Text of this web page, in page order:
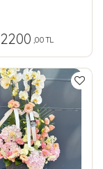
2200 ,00 TL